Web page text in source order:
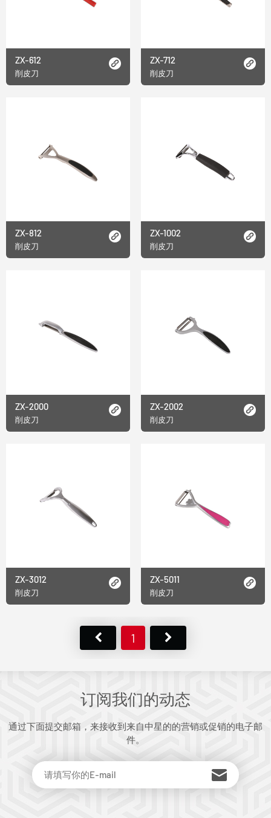
ZX-612
削皮刀
ZX-712
削皮刀
ZX-812
削皮刀
ZX-1002
削皮刀
ZX-2000
削皮刀
ZX-2002
削皮刀
ZX-3012
削皮刀
ZX-5011
削皮刀
1
订阅我们的动态
通过下面提交邮箱，来接收到来自中星的的营销或促销的电子邮
件。